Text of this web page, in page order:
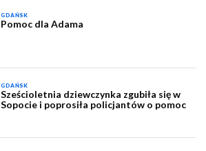
GDAŃSK
Pomoc dla Adama
GDAŃSK
Sześcioletnia dziewczynka zgubiła się w
Sopocie i poprosiła policjantów o pomoc